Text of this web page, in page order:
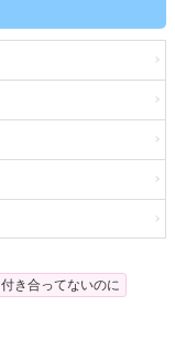
付き合ってないのに